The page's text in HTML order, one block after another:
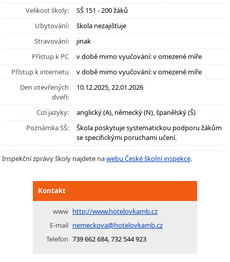
Velikost školy:
SŠ 151 - 200 žáků
Ubytování:
škola nezajišťuje
Stravování:
jinak
Přístup k PC
v době mimo vyučování: v omezené míře
Přístup k internetu
v době mimo vyučování: v omezené míře
Den otevřených
dveří:
10.12.2025, 22.01.2026
Cizí jazyky:
anglický (A), německý (N), španělský (Š)
Poznámka SŠ:
Škola poskytuje systematickou podporu žákům
se specifickými poruchami učení.
Inspekční zprávy školy najdete nawebu České školní inspekce.
Kontakt
www http://www.hotelovkamb.cz
E-mail nemeckova@hotelovkamb.cz
Telefon 739 662 684, 732 544 923